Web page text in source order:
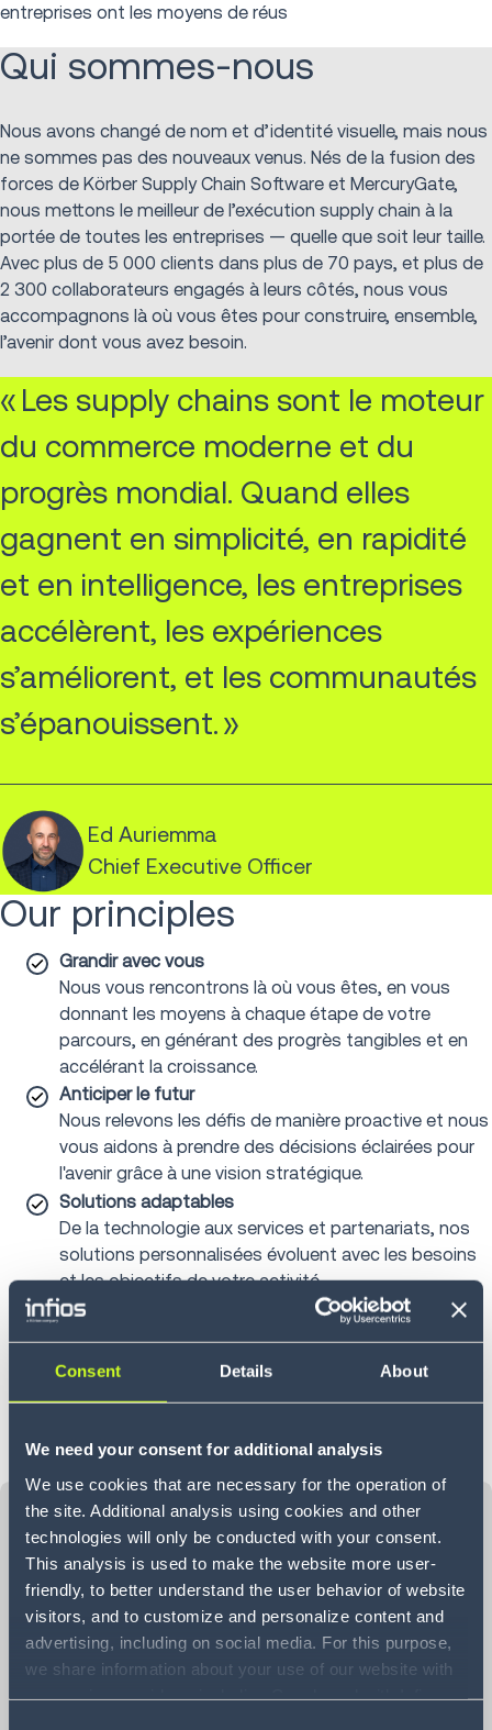
Consent Details About
We need your consent for additional analysis
We use cookies that are necessary for the operation of
the site. Additional analysis using cookies and other
technologies will only be conducted with your consent.
This analysis is used to make the website more user-
friendly, to better understand the user behavior of website
visitors, and to customize and personalize content and
advertising, including on social media. For this purpose,
we share information about your use of our website with
entreprises ont les moyens de réus
Qui sommes-nous
Nous avons changé de nom et d’identité visuelle, mais nous
ne sommes pas des nouveaux venus. Nés de la fusion des
forces de Körber Supply Chain Software et MercuryGate,
nous mettons le meilleur de l’exécution supply chain à la
portée de toutes les entreprises — quelle que soit leur taille.
Avec plus de 5 000 clients dans plus de 70 pays, et plus de
2 300 collaborateurs engagés à leurs côtés, nous vous
accompagnons là où vous êtes pour construire, ensemble,
l’avenir dont vous avez besoin.
« Les supply chains sont le moteur
du commerce moderne et du
progrès mondial. Quand elles
gagnent en simplicité, en rapidité
et en intelligence, les entreprises
accélèrent, les expériences
s’améliorent, et les communautés
s’épanouissent. »
Ed Auriemma
Chief Executive Officer
Our principles
Grandir avec vous
Nous vous rencontrons là où vous êtes, en vous
donnant les moyens à chaque étape de votre
parcours, en générant des progrès tangibles et en
accélérant la croissance.
Anticiper le futur
Nous relevons les défis de manière proactive et nous
vous aidons à prendre des décisions éclairées pour
l'avenir grâce à une vision stratégique.
Solutions adaptables
De la technologie aux services et partenariats, nos
solutions personnalisées évoluent avec les besoins
et les objectifs de votre activité.
Innovation ciblée
pratiques et à fort impact qui apportent une valeur
GRANDIR AVEC VOUS